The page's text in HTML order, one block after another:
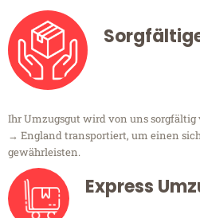
Ihr Umzugsgut wird von uns
→ England transportiert, um einen
gewährleisten.
Express